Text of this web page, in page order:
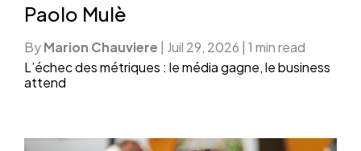
Paolo Mulè
ByMarion Chauviere | Juil 29, 2026 | 1 min read
L’échec des métriques : le média gagne, le business
attend